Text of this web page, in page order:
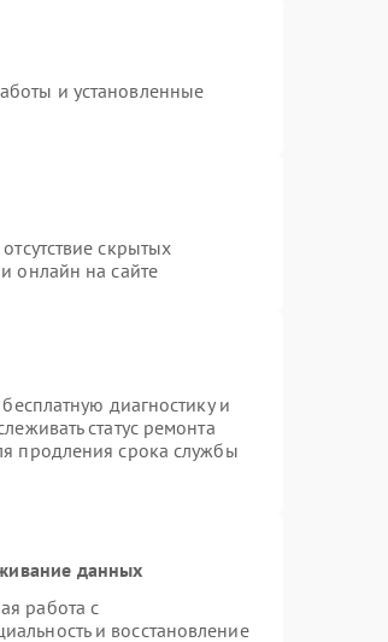
и установленные
скрытых
онлайн на сайте
диагностику и
статус ремонта
продления срока службы
данных
работа с
и восстановление